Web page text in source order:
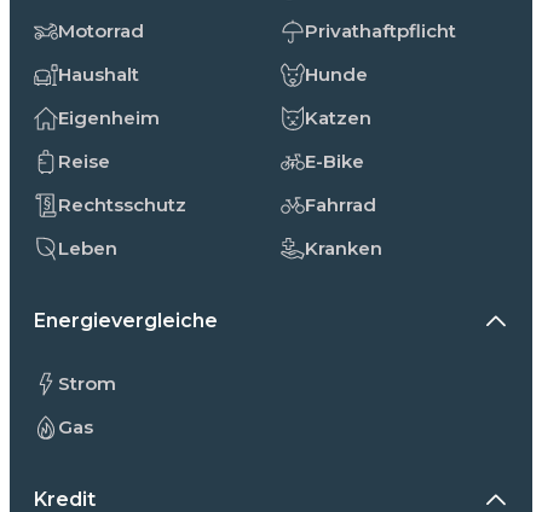
Motorrad
Haushalt
Eigenheim
Reise
Rechtsschutz
Leben
Privathaftpflicht
Hunde
Katzen
E-Bike
Fahrrad
Kranken
Energievergleiche
Strom
Gas
Kredit